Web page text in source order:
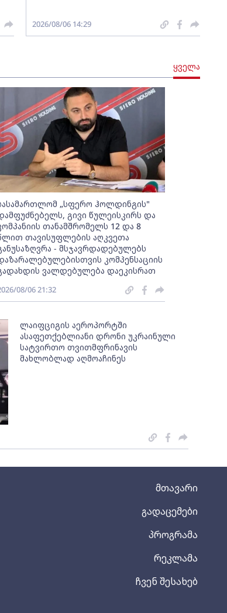
მთავარი
გადაცემები
პროგრამა
რეკლამა
ჩვენ შესახებ
2026/08/06 14:29
ყველა
„სფერო ჰოლდინგის"
გივი წულეისკირს და
თანამშრომელს 12 და 8
თავისუფლების აღკვეთა
- მსჯავრდადებულებს
კომპენსაციის
ვალდებულება დაეკისრათ
08/06 21:32
ლაიფციგის აეროპორტში
ასაფეთქებლიანი დრონი უკრაინული
სატვირთო თვითმფრინავის
მახლობლად აღმოაჩინეს